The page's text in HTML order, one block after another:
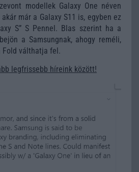
modellek Galaxy One néven
már a Galaxy S11 is, egyben ez
S” S Pennel. Blas szerint ha a
a Samsungnak, ahogy reméli,
Fold válthatja fel.
legfrissebb híreink között!